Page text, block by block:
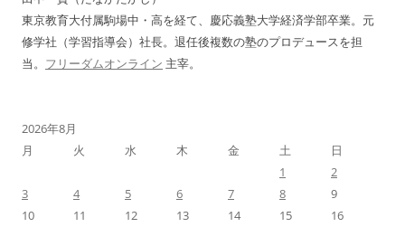
ン
東京教育大付属駒場中・高を経て、慶応義塾大学経済学部卒業。元
修学社（学習指導会）社長。退任後複数の塾のプロデュースを担
当。 フリーダムオンライン 主宰。
2026年8月
月
火 水 木 金 土
日
1
2
3
4 5 6 7 8
9
10
11 12 13 14 15
16